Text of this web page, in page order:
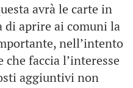
avrà le carte in
di aprire ai comuni la
nell’intento
faccia l’interesse
aggiuntivi non